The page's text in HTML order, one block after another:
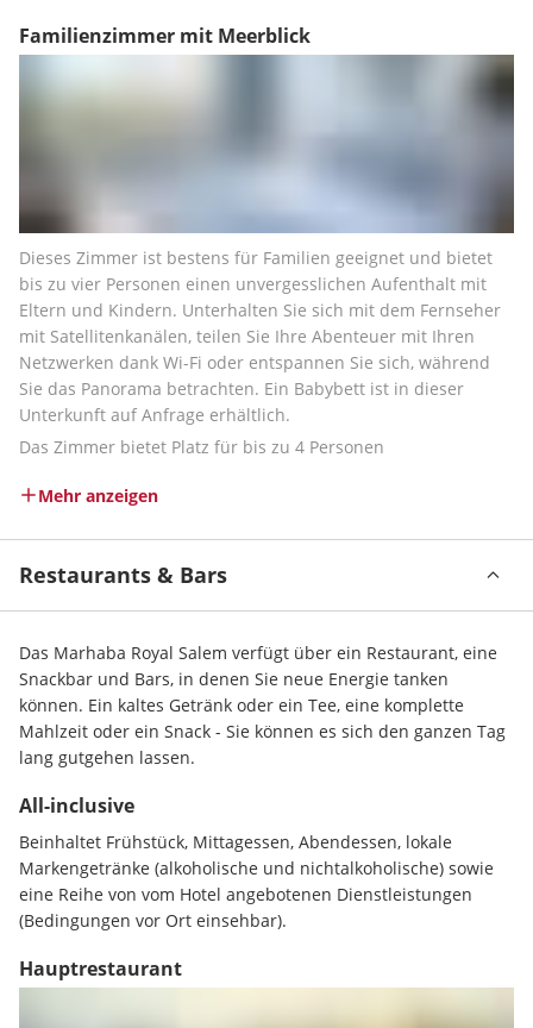
Familienzimmer mit Meerblick
Dieses Zimmer ist bestens für Familien geeignet und bietet
bis zu vier Personen einen unvergesslichen Aufenthalt mit
Eltern und Kindern. Unterhalten Sie sich mit dem Fernseher
mit Satellitenkanälen, teilen Sie Ihre Abenteuer mit Ihren
Netzwerken dank Wi-Fi oder entspannen Sie sich, während
Sie das Panorama betrachten. Ein Babybett ist in dieser
Unterkunft auf Anfrage erhältlich.
Das Zimmer bietet Platz für bis zu 4 Personen
Mehr anzeigen
Restaurants & Bars
Das Marhaba Royal Salem verfügt über ein Restaurant, eine
Snackbar und Bars, in denen Sie neue Energie tanken
können. Ein kaltes Getränk oder ein Tee, eine komplette
Mahlzeit oder ein Snack - Sie können es sich den ganzen Tag
lang gutgehen lassen.
All-inclusive
Beinhaltet Frühstück, Mittagessen, Abendessen, lokale
Markengetränke (alkoholische und nichtalkoholische) sowie
eine Reihe von vom Hotel angebotenen Dienstleistungen
(Bedingungen vor Ort einsehbar).
Hauptrestaurant